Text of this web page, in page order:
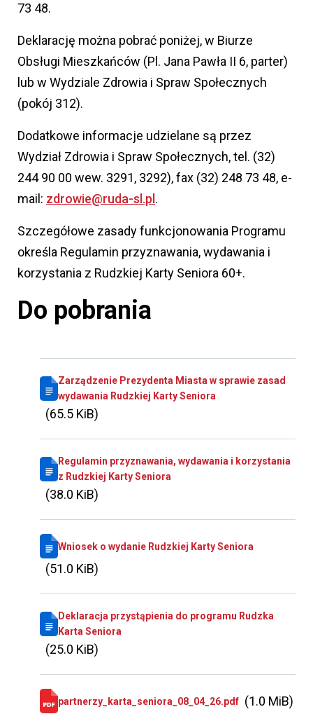
73 48.
Deklarację można pobrać poniżej, w Biurze
Obsługi Mieszkańców (Pl. Jana Pawła II 6, parter)
lub w Wydziale Zdrowia i Spraw Społecznych
(pokój 312).
Dodatkowe informacje udzielane są przez
Wydział Zdrowia i Spraw Społecznych, tel. (32)
244 90 00 wew. 3291, 3292), fax (32) 248 73 48, e-
mail: zdrowie@ruda-sl.pl .
Szczegółowe zasady funkcjonowania Programu
określa Regulamin przyznawania, wydawania i
korzystania z Rudzkiej Karty Seniora 60+.
Do pobrania
Zarządzenie Prezydenta Miasta w sprawie zasad
wydawania Rudzkiej Karty Seniora
(65.5 KiB)
Regulamin przyznawania, wydawania i korzystania
z Rudzkiej Karty Seniora
(38.0 KiB)
Wniosek o wydanie Rudzkiej Karty Seniora
(51.0 KiB)
Deklaracja przystąpienia do programu Rudzka
Karta Seniora
(25.0 KiB)
partnerzy_karta_seniora_08_04_26.pdf (1.0 MiB)